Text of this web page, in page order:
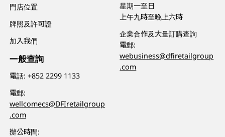
門店位置
牌照及許可證
加入我們
一般查詢
電話:+852 2299 1133
電郵:
wellcomecs@DFIretailgroup
.com
辦公時間:
星期一至日
上午九時至晚上六時
企業合作及大量訂購查詢
電郵:
webusiness@dfiretailgroup
.com